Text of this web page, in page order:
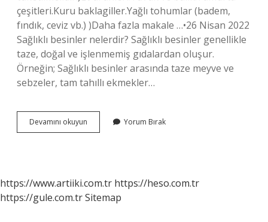
çeşitleri.Kuru baklagiller.Yağlı tohumlar (badem,
fındık, ceviz vb.) )Daha fazla makale …•26 Nisan 2022
Sağlıklı besinler nelerdir? Sağlıklı besinler genellikle
taze, doğal ve işlenmemiş gıdalardan oluşur.
Örneğin; Sağlıklı besinler arasında taze meyve ve
sebzeler, tam tahıllı ekmekler…
Devamını okuyun
Olmak
Yorum Bırak
https://www.artiiki.com.tr https://heso.com.tr
https://gule.com.trSitemap